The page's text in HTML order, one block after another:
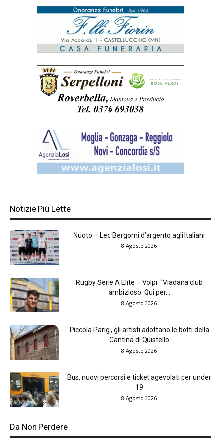
Notizie Più Lette
Nuoto – Leo Bergomi d’argento agli Italiani
8 Agosto 2026
Rugby Serie A Elite – Volpi: “Viadana club
ambizioso. Qui per...
8 Agosto 2026
Piccola Parigi, gli artisti adottano le botti della
Cantina di Quistello
8 Agosto 2026
Bus, nuovi percorsi e ticket agevolati per under
19
8 Agosto 2026
Da Non Perdere